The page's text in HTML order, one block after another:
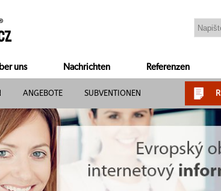
uns Nachrichten Referenzen
ANGEBOTE SUBVENTIONEN